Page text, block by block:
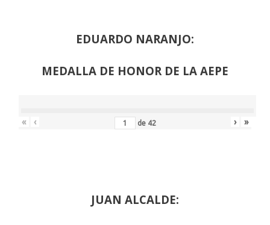
EDUARDO NARANJO:
MEDALLA DE HONOR DE LA AEPE
« ‹ de 42 › »
JUAN ALCALDE: